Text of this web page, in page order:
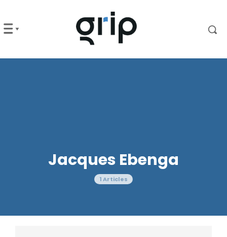
Jacques Ebenga
1 Articles